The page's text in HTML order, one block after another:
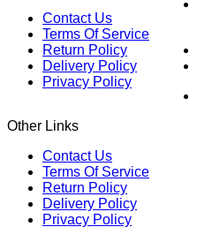
Contact Us
Terms Of Service
Return Policy
Delivery Policy
Privacy Policy
Other Links
Contact Us
Terms Of Service
Return Policy
Delivery Policy
Privacy Policy